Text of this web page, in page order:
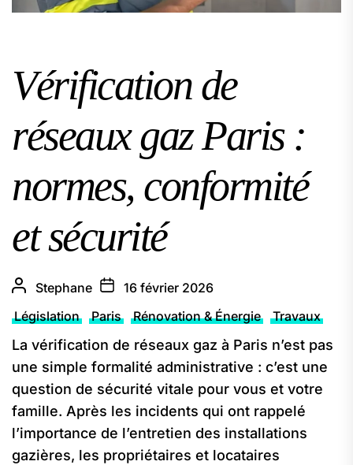
Vérification de
réseaux gaz Paris :
normes, conformité
et sécurité
Stephane
16 février 2026
Législation
Paris Rénovation & Énergie Travaux
La vérification de réseaux gaz à Paris n’est pas
une simple formalité administrative : c’est une
question de sécurité vitale pour vous et votre
famille. Après les incidents qui ont rappelé
l’importance de l’entretien des installations
gazières, les propriétaires et locataires